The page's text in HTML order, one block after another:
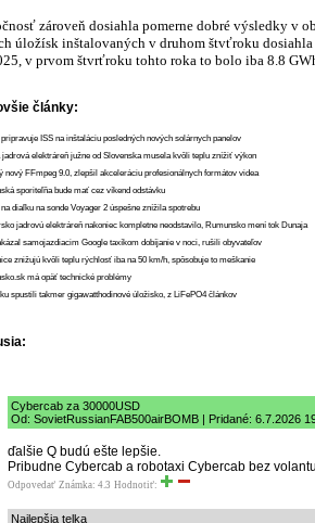
zároveň dosiahla pomerne dobré výsledky v
úložísk inštalovaných v druhom štvťroku
v prvom štvrťroku tohto roka to bolo iba 8.8
články:
pripravuje ISS na inštaláciu posledných nových solárnych panelov
jadrová elektráreň južne od Slovenska musela kvôli teplu znížiť výkon
nový FFmpeg 9.0, zlepšil akceleráciu profesionálnych formátov videa
sporiteľňa bude mať cez víkend odstávku
na diaľku na sonde Voyager 2 úspešne znížila spotrebu
jadrovú elektráreň nakoniec kompletne neodstavilo, Rumunsko mení tok Dunaja
samojazdiacim Google taxíkom dobíjanie v noci, rušili obyvateľov
znižujú kvôli teplu rýchlosť iba na 50 km/h, spôsobuje to meškanie
má opäť technické problémy
spustili takmer gigawatthodinové úložisko, z LiFePO4 článkov
Cybercab za 30000USD
Od: SovietRussianFAB500airBOMB | Pridané: 6.7.2026
ďalšie Q budú ešte lepšie.
Pribudne Cybercab a robotaxi Cybercab bez
Odpovedať Známka: 4.3 Hodnotiť:
Najlepšia telka